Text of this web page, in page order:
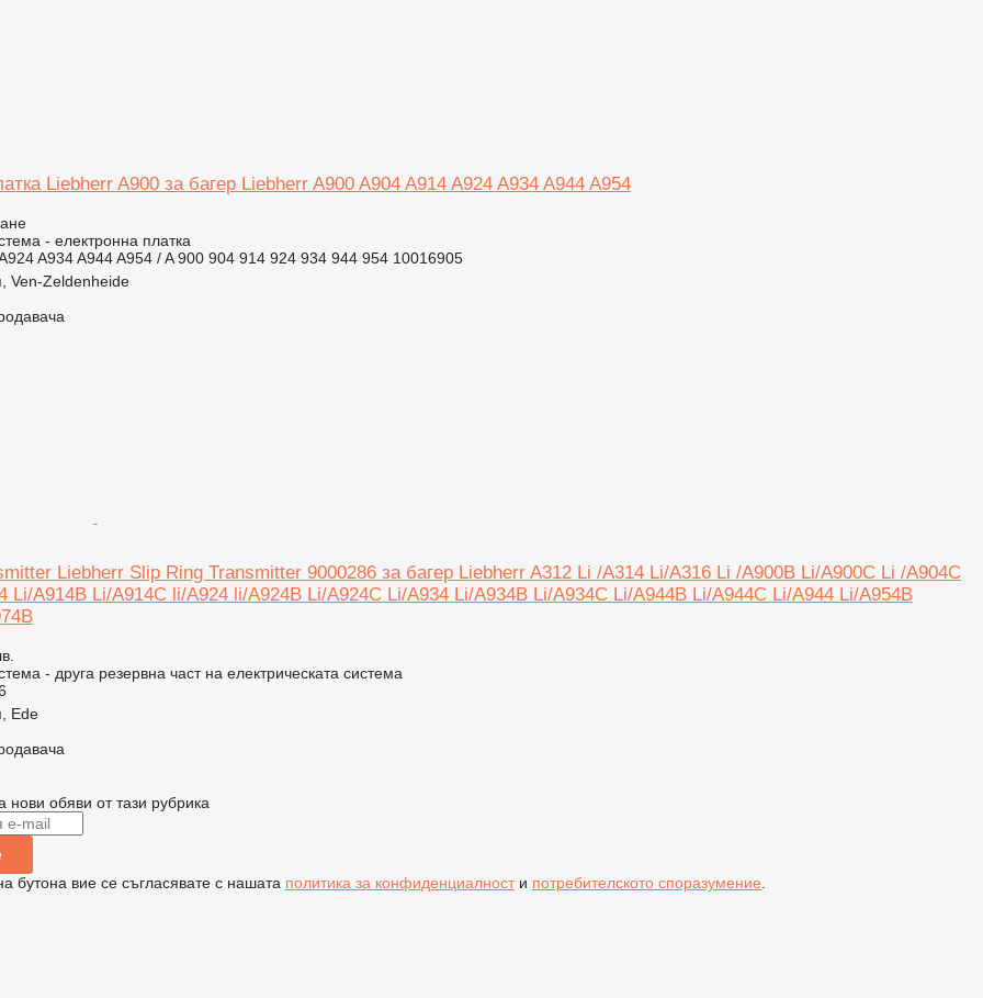
Liebherr A900 за багер Liebherr A900 A904 A914 A924 A934 A944 A954
- електронна платка
A934 A944 A954 / A 900 904 914 924 934 944 954 10016905
Ven-Zeldenheide
Liebherr Slip Ring Transmitter 9000286 за багер Liebherr A312 Li /A314 Li/A316 Li /A900B Li/A900C Li /A904C
Li/A914B Li/A914C li/A924 li/A924B Li/A924C Li/A934 Li/A934B Li/A934C Li/A944B Li/A944C Li/A944 Li/A954B
- друга резервна част на електрическата система
Ede
нови обяви от тази рубрика
бутона вие се съгласявате с нашата политика за конфиденциалности потребителското споразумение